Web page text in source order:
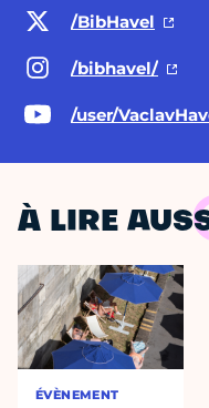
/BibHavel
/bibhavel/
/user/
À LIRE
ÉVÈNEMENT